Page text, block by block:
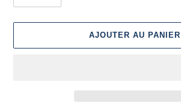
AJOUTER AU PANIER